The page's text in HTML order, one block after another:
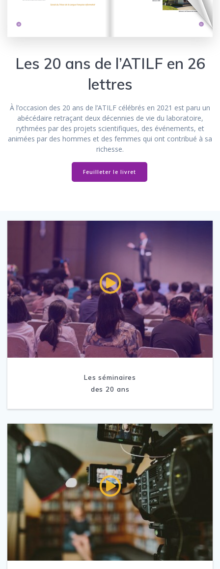
Les 20 ans de l’ATILF en 26
lettres
À l’occasion des 20 ans de l’ATILF célébrés en 2021 est paru un
abécédaire retraçant deux décennies de vie du laboratoire,
rythmées par des projets scientifiques, des événements, et
animées par des hommes et des femmes qui ont contribué à sa
richesse.
Feuilleter le livret
Les séminaires
des 20 ans